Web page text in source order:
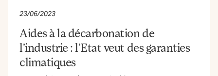
23/06/2023
Aides à la décarbonation de
l’industrie : l’Etat veut des garanties
climatiques